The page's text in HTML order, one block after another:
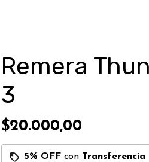
Remera
3
$20.000,00
5% OFFcon Transferencia